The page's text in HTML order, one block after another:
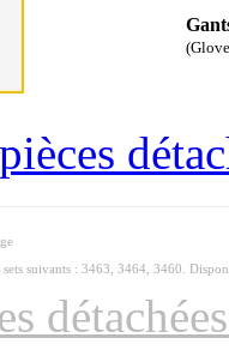
suivants : 3463, 3464, 3460.